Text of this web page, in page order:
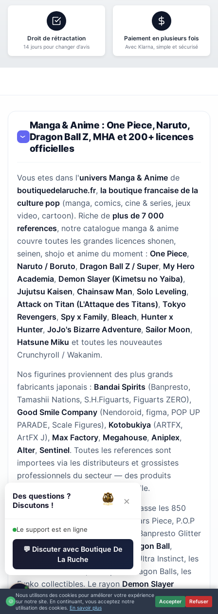
Des questions ?
Discutons !
×
Le support est en ligne
💬 Discuter avec Boutique De
La Ruche
Droit de rétractation
14 jours pour changer d'avis
Paiement en plusieurs fois
Avec Klarna, simple et sécurisé
Manga & Anime : One Piece, Naruto,
Dragon Ball Z, MHA et 200+ licences
officielles
Vous etes dans l'univers Manga & Animede
boutiquedelaruche.fr, la boutique francaise de la
culture pop(manga, comics, cine & series, jeux
video, cartoon). Riche de plus de 7 000
references, notre catalogue manga & anime
couvre toutes les grandes licences shonen,
seinen, shojo et anime du moment : One Piece,
Naruto / Boruto, Dragon Ball Z / Super, My Hero
Academia, Demon Slayer (Kimetsu no Yaiba),
Jujutsu Kaisen, Chainsaw Man, Solo Leveling,
Attack on Titan (L'Attaque des Titans), Tokyo
Revengers, Spy x Family, Bleach, Hunter x
Hunter, JoJo's Bizarre Adventure, Sailor Moon,
Hatsune Miku et toutes les nouveautes
Crunchyroll / Wakanim.
Nos figurines proviennent des plus grands
fabricants japonais : Bandai Spirits (Banpresto,
Tamashii Nations, S.H.Figuarts, Figuarts ZERO),
Good Smile Company(Nendoroid, figma, POP UP
PARADE, Scale Figures), Kotobukiya(ARTFX,
ArtFX J), Max Factory, Megahouse, Aniplex,
Alter, Sentinel. Toutes les references sont
importees via les distributeurs et grossistes
professionnels du secteur — des produits
authentiques, sous licence officielle.
Le rayon One Piece
a lui seul depasse les 850
references : Grandista, Master Stars Piece, P.O.P
(Portrait of Pirates) Megahouse, Banpresto Glitter
& Glamours, Funko Pop. Pour
Dragon Ball,
retrouvez les S.H.Figuarts Goku Ultra Instinct, les
statues Ichibansho, les replica Dragon Balls, les
Funko collectibles. Le rayon Demon Slayer
couvre toutes les saisons (Mt. Natagumo, Mugen
Train, Arc Quartier des Plaisirs, Hashira Training,
🍪
Nous utilisons des cookies pour améliorer votre expérience
sur notre site. En continuant, vous acceptez notre
utilisation des cookies. En savoir plus
Accepter Refuser
💬